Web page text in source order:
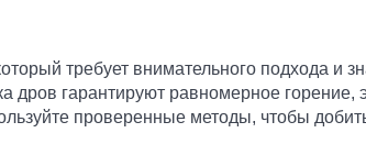
требует внимательного подхода и
дров гарантируют равномерное
проверенные методы, чтобы